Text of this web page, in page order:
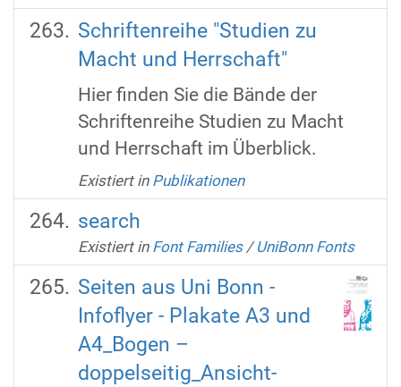
Schriftenreihe "Studien zu
Macht und Herrschaft"
Hier finden Sie die Bände der
Schriftenreihe Studien zu Macht
und Herrschaft im Überblick.
Existiert in Publikationen
search
Existiert in Font Families /UniBonn Fonts
Seiten aus Uni Bonn -
Infoflyer - Plakate A3 und
A4_Bogen –
doppelseitig_Ansicht-